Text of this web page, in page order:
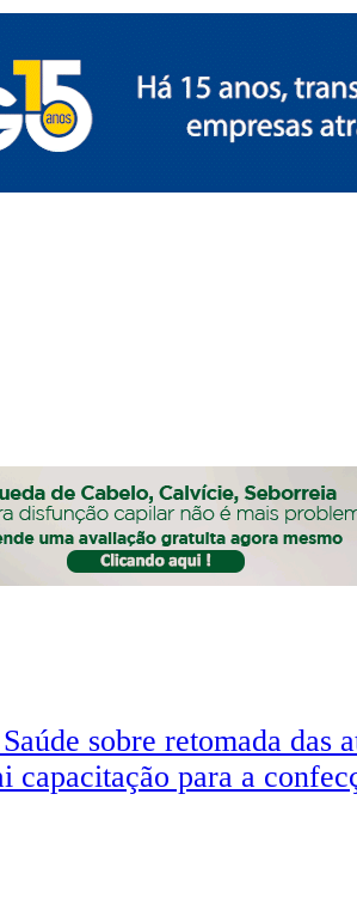
sobre retomada das
para a